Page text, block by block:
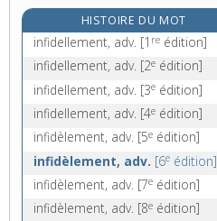
infime, adj.
in fine, loc. adv.
HISTOIRE DU MOT
infidellement, adv. [1 re édition]
infidellement, adv. [2e édition]
infidellement, adv. [3e édition]
infidellement, adv. [4e édition]
infidèlement, adv. [5e édition]
infidèlement, adv. [6e édition]
infidèlement, adv. [7e édition]
infidèlement, adv. [8e édition]